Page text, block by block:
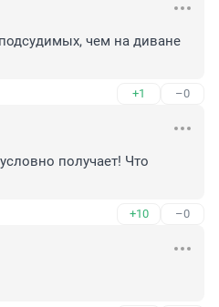
чем на диване
+1 –0
получает! Что
+10 –0